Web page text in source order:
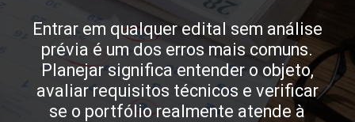
Entrar em qualquer edital sem análise
prévia é um dos erros mais comuns.
Planejar significa entender o objeto,
avaliar requisitos técnicos e verificar
se o portfólio realmente atende à